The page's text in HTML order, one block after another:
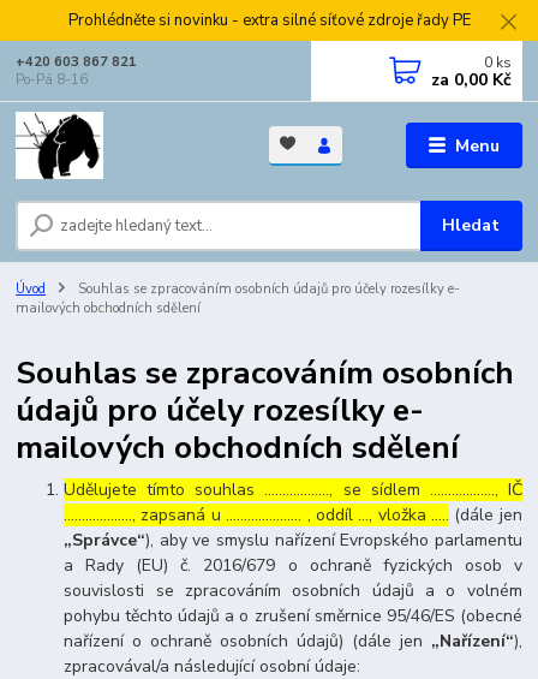
Prohlédněte si novinku - extra silné síťové zdroje řady PE
Menu
Hledat
+420 603 867 821
Po-Pá 8-16
0 ks
za 0,00 Kč
Úvod
Souhlas se zpracováním osobních údajů pro účely rozesílky e-
mailových obchodních sdělení
Souhlas se zpracováním osobních
údajů pro účely rozesílky e-
mailových obchodních sdělení
Udělujete tímto souhlas ……………..., se sídlem ………………, IČ
………………., zapsaná u ………………… , oddíl …, vložka ….. (dále jen
„Správce“), aby ve smyslu nařízení Evropského parlamentu
a Rady (EU) č. 2016/679 o ochraně fyzických osob v
souvislosti se zpracováním osobních údajů a o volném
pohybu těchto údajů a o zrušení směrnice 95/46/ES (obecné
nařízení o ochraně osobních údajů) (dále jen „Nařízení“),
zpracovával/a následující osobní údaje: